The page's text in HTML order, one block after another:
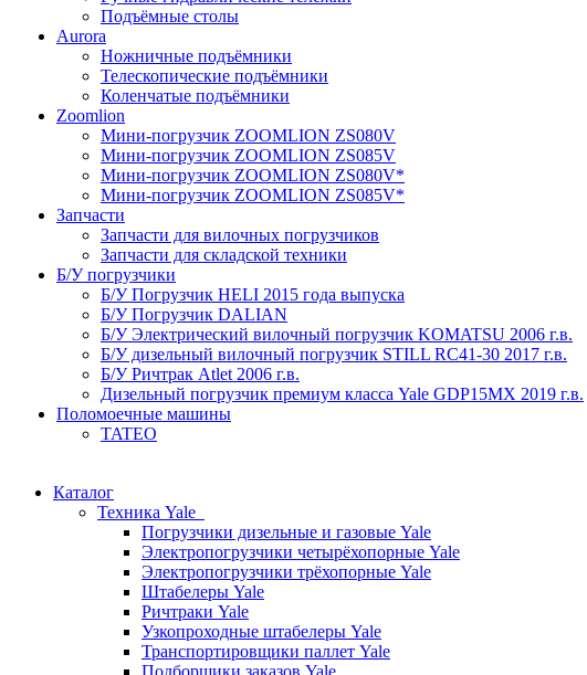
Подъёмные столы
Aurora
Ножничные подъёмники
Телескопические подъёмники
Коленчатые подъёмники
Zoomlion
Мини-погрузчик ZOOMLION ZS080V
Мини-погрузчик ZOOMLION ZS085V
Мини-погрузчик ZOOMLION ZS080V*
Мини-погрузчик ZOOMLION ZS085V*
Запчасти
Запчасти для вилочных погрузчиков
Запчасти для складской техники
Б/У погрузчики
Б/У Погрузчик HELI 2015 года выпуска
Б/У Погрузчик DALIAN
Б/У Электрический вилочный погрузчик KOMATSU 2006 г.в.
Б/У дизельный вилочный погрузчик STILL RC41-30 2017 г.в.
Б/У Ричтрак Atlet 2006 г.в.
Дизельный погрузчик премиум класса Yale GDP15MX 2019 г.в.
Поломоечные машины
TATEO
Каталог
Техника Yale
Погрузчики дизельные и газовые Yale
Электропогрузчики четырёхопорные Yale
Электропогрузчики трёхопорные Yale
Штабелеры Yale
Ричтраки Yale
Узкопроходные штабелеры Yale
Транспортировщики паллет Yale
Подборщики заказов Yale